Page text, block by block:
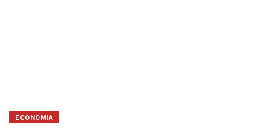
ECONOMIA